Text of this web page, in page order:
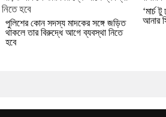
পুলিশের কোন সদস্য মাদকের সঙ্গে জড়িত
থাকলে তার বিরুদ্ধে আগে ব্যবস্থা নিতে
হবে
‘মার্চ
আনার